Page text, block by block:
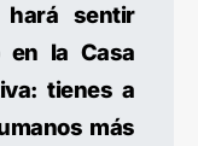
hará sentir
en la Casa
tienes a
más